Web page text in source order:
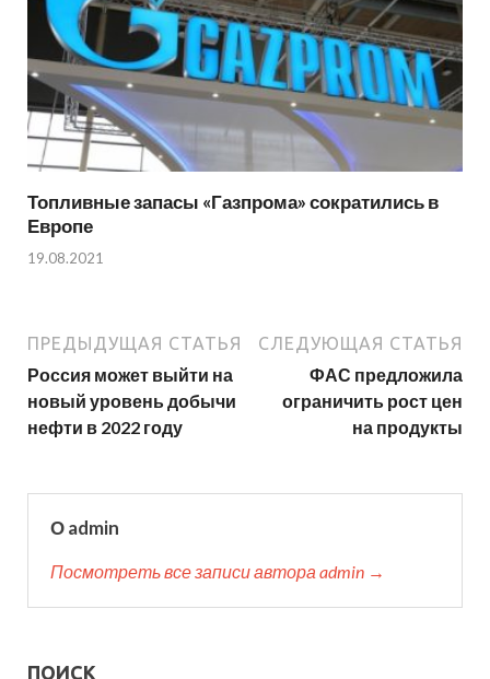
Топливные запасы «Газпрома» сократились в
Европе
19.08.2021
ПРЕДЫДУЩАЯ СТАТЬЯ
Россия может выйти на
новый уровень добычи
нефти в 2022 году
СЛЕДУЮЩАЯ СТАТЬЯ
ФАС предложила
ограничить рост цен
на продукты
О admin
Посмотреть все записи автора admin →
ПОИСК